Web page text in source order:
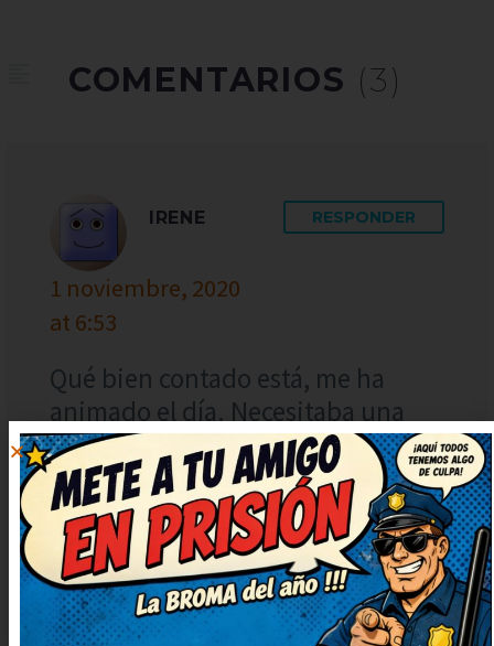
COMENTARIOS (3)
IRENE
1 noviembre, 2020
at 6:53
RESPONDER
Qué bien contado está, me ha
animado el día. Necesitaba una
risa así, gracias por publicarlo. Me
quedo con la ocurrencia final, es
genial. Lo guardo para contarlo en
la próxima reunión, verás qué
risas.